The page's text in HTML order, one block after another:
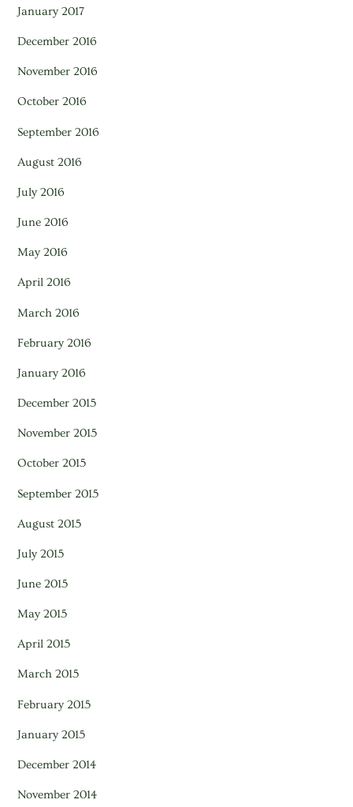
January 2017
December 2016
November 2016
October 2016
September 2016
August 2016
July 2016
June 2016
May 2016
April 2016
March 2016
February 2016
January 2016
December 2015
November 2015
October 2015
September 2015
August 2015
July 2015
June 2015
May 2015
April 2015
March 2015
February 2015
January 2015
December 2014
November 2014